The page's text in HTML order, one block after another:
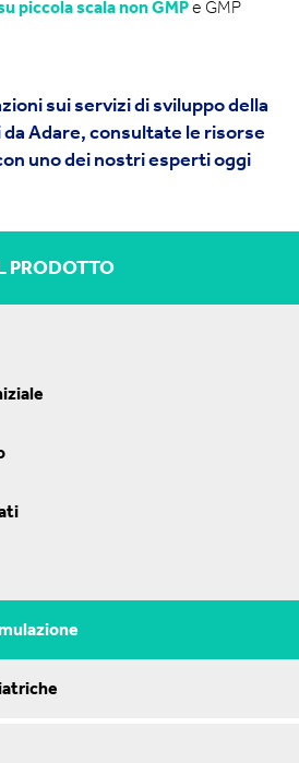
piccola scala non GMPe GMP
sui servizi di sviluppo della
Adare, consultate le risorse
uno dei nostri esperti oggi
PRODOTTO